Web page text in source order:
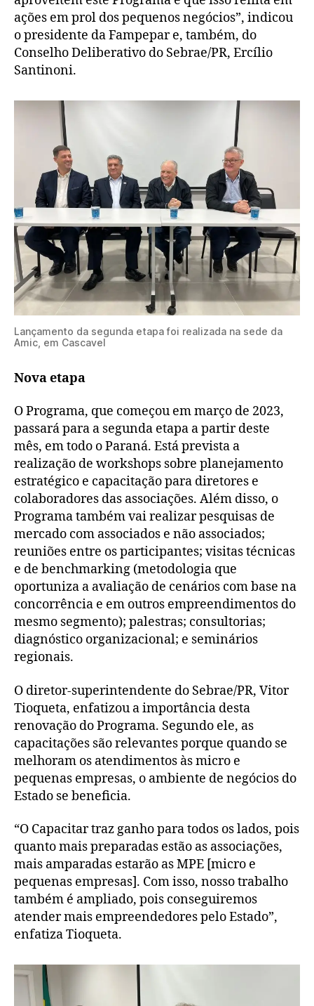
ações em prol dos pequenos negócios”, indicou
o presidente da Fampepar e, também, do
Conselho Deliberativo do Sebrae/PR, Ercílio
Santinoni.
Lançamento da segunda etapa foi realizada na sede da
Amic, em Cascavel
Nova etapa
O Programa, que começou em março de 2023,
passará para a segunda etapa a partir deste
mês, em todo o Paraná. Está prevista a
realização de workshops sobre planejamento
estratégico e capacitação para diretores e
colaboradores das associações. Além disso, o
Programa também vai realizar pesquisas de
mercado com associados e não associados;
reuniões entre os participantes; visitas técnicas
e de benchmarking (metodologia que
oportuniza a avaliação de cenários com base na
concorrência e em outros empreendimentos do
mesmo segmento); palestras; consultorias;
diagnóstico organizacional; e seminários
regionais.
O diretor-superintendente do Sebrae/PR, Vitor
Tioqueta, enfatizou a importância desta
renovação do Programa. Segundo ele, as
capacitações são relevantes porque quando se
melhoram os atendimentos às micro e
pequenas empresas, o ambiente de negócios do
Estado se beneficia.
“O Capacitar traz ganho para todos os lados, pois
quanto mais preparadas estão as associações,
mais amparadas estarão as MPE [micro e
pequenas empresas]. Com isso, nosso trabalho
também é ampliado, pois conseguiremos
atender mais empreendedores pelo Estado”,
enfatiza Tioqueta.